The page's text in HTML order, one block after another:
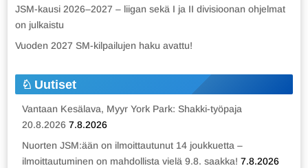
JSM-kausi 2026–2027 – liigan sekä I ja II divisioonan ohjelmat
on julkaistu
Vuoden 2027 SM-kilpailujen haku avattu!
Uutiset
Vantaan Kesälava, Myyr York Park: Shakki-työpaja
20.8.2026 7.8.2026
Nuorten JSM:ään on ilmoittautunut 14 joukkuetta –
ilmoittautuminen on mahdollista vielä 9.8. saakka! 7.8.2026